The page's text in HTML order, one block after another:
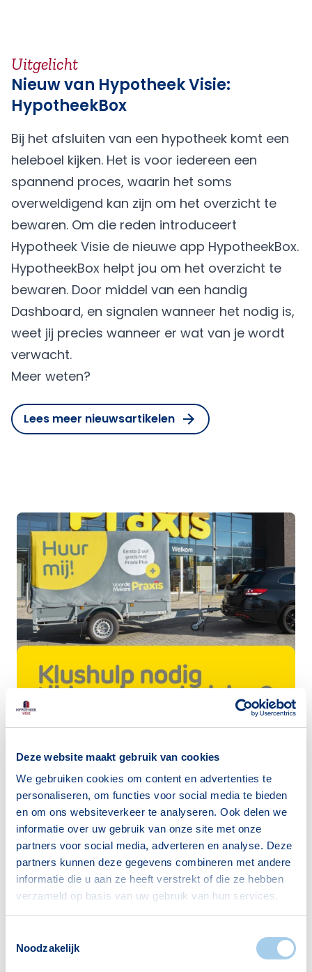
Deze website maakt gebruik van cookies
We gebruiken cookies om content en advertenties te
personaliseren, om functies voor social media te bieden
en om ons websiteverkeer te analyseren. Ook delen we
informatie over uw gebruik van onze site met onze
partners voor social media, adverteren en analyse. Deze
partners kunnen deze gegevens combineren met andere
informatie die u aan ze heeft verstrekt of die ze hebben
verzameld op basis van uw gebruik van hun services.
Noodzakelijk
Uitgelicht
Nieuw van Hypotheek Visie:
HypotheekBox
Bij het afsluiten van een hypotheek komt een
heleboel kijken. Het is voor iedereen een
spannend proces, waarin het soms
overweldigend kan zijn om het overzicht te
bewaren. Om die reden introduceert
Hypotheek Visie de nieuwe app HypotheekBox.
HypotheekBox helpt jou om het overzicht te
bewaren. Door middel van een handig
Dashboard, en signalen wanneer het nodig is,
weet jij precies wanneer er wat van je wordt
verwacht.
Meer weten?
Lees meer nieuwsartikelen
Uitgelicht!
6 juli t/m 30 augustus: Praxis
Klushulp!
Binnenkort klushulp nodig? Maak gebruik van
Met Praxis Plus 2 uur gratis gebruik van de